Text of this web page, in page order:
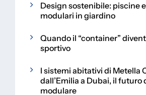
Design sostenibile: piscine
modulari in giardino
Quando il “container”
sportivo
I sistemi abitativi di Metella
dall’Emilia a Dubai, il futuro
modulare